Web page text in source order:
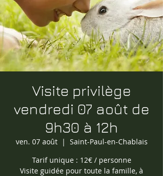
Visite privilège
vendredi 07 août de
9h30 à 12h
ven. 07 août
  |
Saint-Paul-en-Chablais
Tarif unique : 12€ / personne
Visite guidée pour toute la famille, à